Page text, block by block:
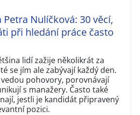
Nulíčková: 30 věcí,
při hledání práce často
lidí zažije několikrát za
se jím ale zabývají každý den.
pohovory, porovnávají
s manažery. Často také
jestli je kandidát připravený
pozici.